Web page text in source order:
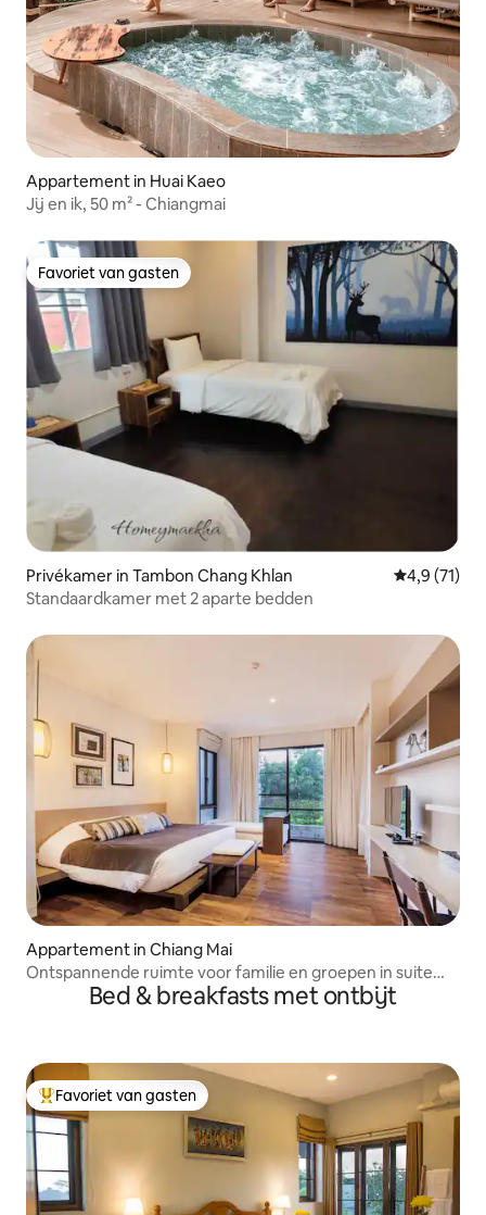
Appartement in Huai Kaeo
Jij en ik, 50 m² - Chiangmai
Favoriet van gasten
Favoriet van gasten
Privékamer in Tambon Chang Khlan
4,9 (71)
Standaardkamer met 2 aparte bedden
Appartement in Chiang Mai
Ontspannende ruimte voor familie en groepen in suite
met 2 slaapkamers
Bed & breakfasts met ontbijt
Topfavoriet van gasten
Favoriet van gasten